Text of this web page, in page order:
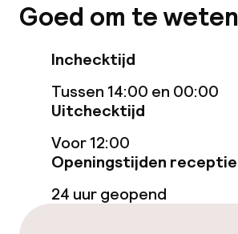
Zakelijke faciliteiten
Conferentieruimte
Vergaderruimte
Goed om te weten
Inchecktijd
Tussen 14:00 en 00:00
Uitchecktijd
Voor 12:00
Openingstijden receptie
24 uur geopend